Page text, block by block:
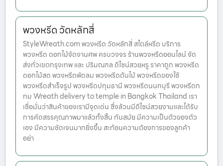
พวงหรีด วัดหลักสี่
StyleWreath.com พวงหรีด วัดหลักสี่ สไตล์หรีด บริการ
พวงหรีด ดอกไม้จัดงานศพ ครบวงจร ร้านพวงหรีดออนไลน์ จัด
ส่งทั่วเขตกรุงเทพ และ ปริมณฑล ดีไซน์สวยหรู ราคาถูก พวงหรีด
ดอกไม้สด พวงหรีดพัดลม พวงหรีดต้นไม้ พวงหรีดของใช้
พวงหรีดสำเร็จรูป พวงหรีดปทุมธานี พวงหรีดนนทบุรี พวงหรีดก
ทม Wreath delivery to temple in Bangkok Thailand เรา
เชื่อมั่นว่าสินค้าของเรามีจุดเด่น ซึ่งล้วนมีดีไซน์สวยงามและได้รับ
การคัดสรรคุณภาพมาแล้วทั้งสิ้น ทันสมัย มีความเป็นตัวของตัว
เอง มีความชัดเจนมากยิ่งขึ้น สะท้อนความต้องการของลูกค้า
อย่า